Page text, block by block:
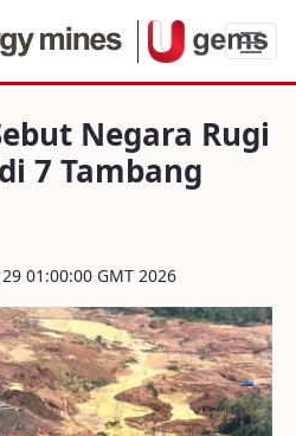
Negara Rugi Rp
Negara Rugi
7 Tambang
01:00:00 GMT 2026